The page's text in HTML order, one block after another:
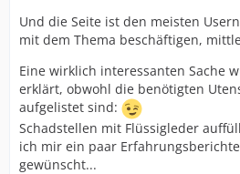
Und die Seite ist den meisten
mit dem Thema beschäftigen,
Eine wirklich interessanten Sache
erklärt, obwohl die benötigten
aufgelistet sind:
Schadstellen mit Flüssigleder
ich mir ein paar
gewünscht...